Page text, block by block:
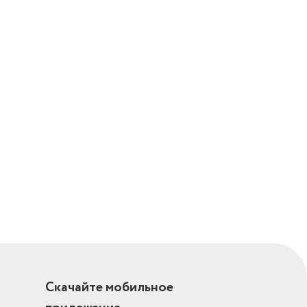
Скачайте мобильное